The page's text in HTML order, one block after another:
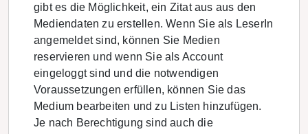
gibt es die Möglichkeit, ein Zitat aus aus den
Mediendaten zu erstellen. Wenn Sie als LeserIn
angemeldet sind, können Sie Medien
reservieren und wenn Sie als Account
eingeloggt sind und die notwendigen
Voraussetzungen erfüllen, können Sie das
Medium bearbeiten und zu Listen hinzufügen.
Je nach Berechtigung sind auch die